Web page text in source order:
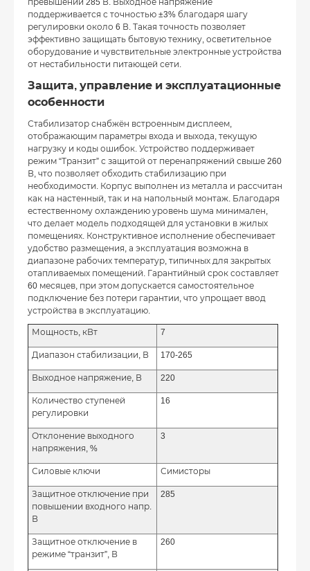
поддерживается с точностью ±3% благодаря шагу
регулировки около 6 В. Такая точность позволяет
эффективно защищать бытовую технику, осветительное
оборудование и чувствительные электронные устройства
от нестабильности питающей сети.
Защита, управление и эксплуатационные
особенности
Стабилизатор снабжён встроенным дисплеем,
отображающим параметры входа и выхода, текущую
нагрузку и коды ошибок. Устройство поддерживает
режим “Транзит” с защитой от перенапряжений свыше 260
В, что позволяет обходить стабилизацию при
необходимости. Корпус выполнен из металла и рассчитан
как на настенный, так и на напольный монтаж. Благодаря
естественному охлаждению уровень шума минимален,
что делает модель подходящей для установки в жилых
помещениях. Конструктивное исполнение обеспечивает
удобство размещения, а эксплуатация возможна в
диапазоне рабочих температур, типичных для закрытых
отапливаемых помещений. Гарантийный срок составляет
60 месяцев, при этом допускается самостоятельное
подключение без потери гарантии, что упрощает ввод
устройства в эксплуатацию.
Мощность, кВт 7
Диапазон стабилизации, В 170-265
Выходное напряжение, В 220
Количество ступеней
регулировки
16
Отклонение выходного
напряжения, %
3
Силовые ключи Симисторы
Защитное отключение при
повышении входного напр.
В
285
Защитное отключение в
режиме “транзит”, В
260